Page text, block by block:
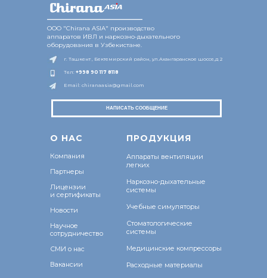
Компания
Партнеры
Лицензии
и сертификаты
Новости
Научное
сотрудничество
СМИ о нас
Вакансии
Аппараты вентиляции
легких
Наркозно-дыхательные
системы
Учебные симуляторы
Стоматологические
системы
Медицинские компрессоры
Расходные материалы
ПРОДУКЦИЯ
г. Ташкент , Бектемирский район, ул.Ахангаранское шоссе,д 2
Тел: +998 90 117 8118
Email: chiranaasia@gmail.com
НАПИСАТЬ СООБЩЕНИЕ
ООО "Chirana ASIA" производство
аппаратов ИВЛ и наркозно-дыхательного
оборудования в Узбекистане.
________________
О НАС